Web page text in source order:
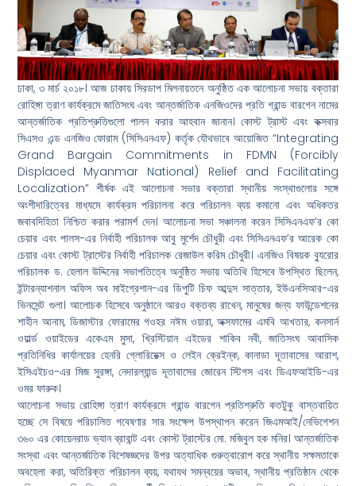
ঢাকা, ৩ মার্চ ২০১৮। আজ ঢাকায় সিরডাপ মিলনায়তনে অনুষ্ঠিত এক আলোচনা সভায় বক্তারা
রোহিঙ্গা ত্রাণ কার্যক্রমে জাতিসংঘ এবং আন্তর্জাতিক এনজিওদের প্রতি গ্রান্ড বারগেন নামের
আন্তর্জাতিক প্রতিশ্রুতিগুলো পালন করার আহবান জানান। কোস্ট ট্রাস্ট এবং কক্সবার
সিএসও এন্ড এনজিও ফোরাম (সিসিএনএফ) কর্তৃক যৌথভাবে আয়োজিত “Integrating
Grand Bargain Commitments in FDMN (Forcibly
Displaced Myanmar National) Relief and Facilitating
Localization” শীর্ষক এই আলোচনা সভার বক্তারা স্থানীয় সংস্থাগুলোর সঙ্গে
অংশীদারিত্বের মাধ্যমে কার্যক্রম পরিচালনা করে পরিচালন ব্যয় কমানো এবং অধিকতর
জবাবদিহিতা নিশ্চিত করার পরামর্শ দেন। আলোচনা সভা সঞ্চালনা করেন সিসিএনএফ’র কো
চেয়ার এবং পালস-এর নির্বাহী পরিচালক আবু মুর্শেদ চৌধুরী এবং সিসিএনএফ’র আরেক কো
চেয়ার এবং কোস্ট ট্রাস্টের নির্বাহী পরিচালক রেজাউল করিম চৌধুরী। এনজিও বিষয়ক ব্যুরোর
পরিচালক ড. হেলাল উদ্দিনের সভাপতিত্বে অনুষ্ঠিত সভায় অতিথি হিসেবে উপস্থিত ছিলেন,
ইন্টারন্যাশনাল অফিস অব মাইগ্রেশান-এর ডিপুটি চিফ আব্দুস সাত্তার, ইউএনসিআর-এর
ভিনসেন্ট গুলা। আলোচক হিসেবে অনুষ্ঠানে আরও বক্তব্য রাখেন, মানুষের জন্য ফাউন্ডেশনের
শাহীন আনাম, ডিজাস্টার ফোরামের গওহর নঈম ওয়ারা, অক্সফামের এমবি আখতার, কনসার্ন
ওয়ার্ল্ড ওয়াইডের একেএম মুসা, খ্রিস্টিয়ান এইডের শাকিব নবী, জাতিসংঘ আবাসিক
প্রতিনিধির কার্যালয়ের হেনরি গ্লোরিয়েক্স ও লেইন ক্রেইন্ক, কানাডা দূতাবাসের আরাশ,
ইসিএইচও-এর মিজ সুরঙ্গা, নেদারল্যান্ড দূতাবাসের জোরেন স্টিগস এবং ডিএফআইডি-এর
ওমর ফারুক।
আলোচনা সভায় রোহিঙ্গা ত্রাণ কার্যক্রমে গ্রান্ড বারগেন প্রতিশ্রুতি কতটুকু বাস্তবায়িত
হচ্ছে সে বিষয়ে পরিচালিত গবেষণার সার সংক্ষেপ উপস্থাপন করেন জিএমআই/নেভিগেশন
৩৬০ এর কোয়েনরাড ভ্যান ব্রাবান্ট এবং কোস্ট ট্রাস্টের মো. মজিবুল হক মনির। আন্তর্জাতিক
সংস্থা এবং আন্তর্জাতিক বিশেষজ্ঞদের উপর অত্যাধিক গুরুত্বারোপ করে স্থানীয় সক্ষমতাকে
অবহেলা করা, অতিরিক্ত পরিচালন ব্যয়, যথাযথ সমন্বয়ের অভাব, স্থানীয় প্রতিষ্ঠান থেকে